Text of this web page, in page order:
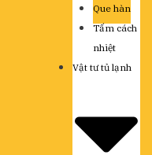
Que hàn
Tấm cách
nhiệt
Vật tư tủ lạnh